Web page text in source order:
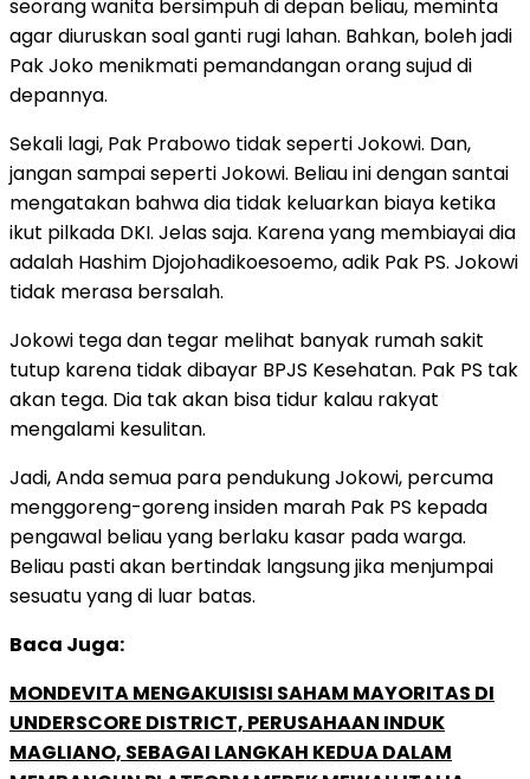
seorang wanita bersimpuh di depan beliau, meminta
agar diuruskan soal ganti rugi lahan. Bahkan, boleh jadi
Pak Joko menikmati pemandangan orang sujud di
depannya.
Sekali lagi, Pak Prabowo tidak seperti Jokowi. Dan,
jangan sampai seperti Jokowi. Beliau ini dengan santai
mengatakan bahwa dia tidak keluarkan biaya ketika
ikut pilkada DKI. Jelas saja. Karena yang membiayai dia
adalah Hashim Djojohadikoesoemo, adik Pak PS. Jokowi
tidak merasa bersalah.
Jokowi tega dan tegar melihat banyak rumah sakit
tutup karena tidak dibayar BPJS Kesehatan. Pak PS tak
akan tega. Dia tak akan bisa tidur kalau rakyat
mengalami kesulitan.
Jadi, Anda semua para pendukung Jokowi, percuma
menggoreng-goreng insiden marah Pak PS kepada
pengawal beliau yang berlaku kasar pada warga.
Beliau pasti akan bertindak langsung jika menjumpai
sesuatu yang di luar batas.
Baca Juga:
MONDEVITA MENGAKUISISI SAHAM MAYORITAS DI
UNDERSCORE DISTRICT, PERUSAHAAN INDUK
MAGLIANO, SEBAGAI LANGKAH KEDUA DALAM